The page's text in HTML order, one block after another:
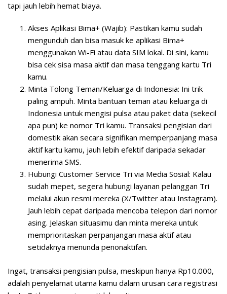
tapi jauh lebih hemat biaya.
Akses Aplikasi Bima+ (Wajib): Pastikan kamu sudah
mengunduh dan bisa masuk ke aplikasi Bima+
menggunakan Wi-Fi atau data SIM lokal. Di sini, kamu
bisa cek sisa masa aktif dan masa tenggang kartu Tri
kamu.
Minta Tolong Teman/Keluarga di Indonesia: Ini trik
paling ampuh. Minta bantuan teman atau keluarga di
Indonesia untuk mengisi pulsa atau paket data (sekecil
apa pun) ke nomor Tri kamu. Transaksi pengisian dari
domestik akan secara signifikan memperpanjang masa
aktif kartu kamu, jauh lebih efektif daripada sekadar
menerima SMS.
Hubungi Customer Service Tri via Media Sosial: Kalau
sudah mepet, segera hubungi layanan pelanggan Tri
melalui akun resmi mereka (X/Twitter atau Instagram).
Jauh lebih cepat daripada mencoba telepon dari nomor
asing. Jelaskan situasimu dan minta mereka untuk
memprioritaskan perpanjangan masa aktif atau
setidaknya menunda penonaktifan.
Ingat, transaksi pengisian pulsa, meskipun hanya Rp10.000,
adalah penyelamat utama kamu dalam urusan cara registrasi